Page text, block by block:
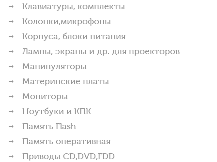
Клавиатуры, комплекты
Колонки,микрофоны
Корпуса, блоки питания
Лампы, экраны и др. для проекторов
Манипуляторы
Материнские платы
Мониторы
Ноутбуки и КПК
Память Flash
Память оперативная
Приводы CD,DVD,FDD